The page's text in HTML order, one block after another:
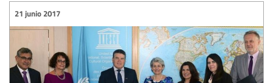
21 junio 2017